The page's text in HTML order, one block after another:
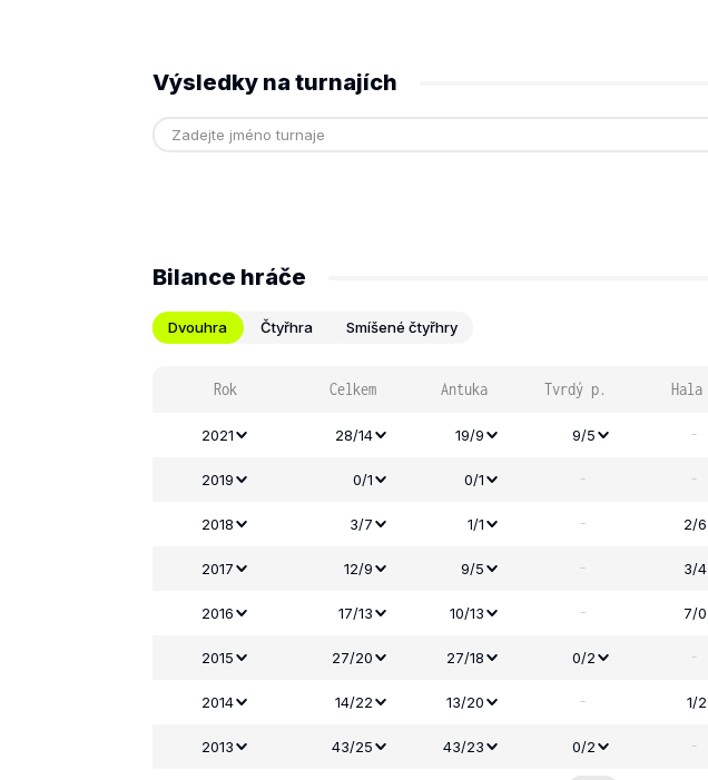
Výsledky na turnajích
Bilance hráče
Dvouhra Čtyřhra Smíšené čtyřhry
Rok Celkem Antuka Tvrdý p. Hala
2021 28/14 19/9 9/5 -
2019 0/1 0/1 - -
2018 3/7 1/1 - 2/6
2017 12/9 9/5 - 3/4
2016 17/13 10/13 - 7/0
2015 27/20 27/18 0/2 -
2014 14/22 13/20 - 1/2
2013 43/25 43/23 0/2 -